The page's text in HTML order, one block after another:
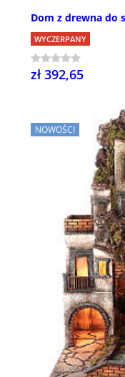
Dom z drewna do
WYCZERPANY
zł 392,65
NOWOŚCI